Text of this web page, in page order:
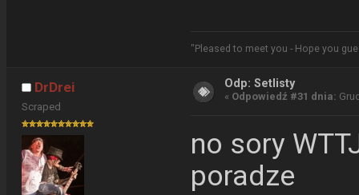
"Pleased to meet you - Hope you
DrDrei
Scraped
Odp: Setlisty
« Odpowiedź #31 dnia:
no sory
poradze